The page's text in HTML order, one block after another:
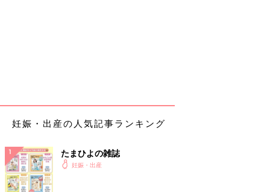
妊娠・出産の人気記事ランキング
たまひよの雑誌
妊娠・出産